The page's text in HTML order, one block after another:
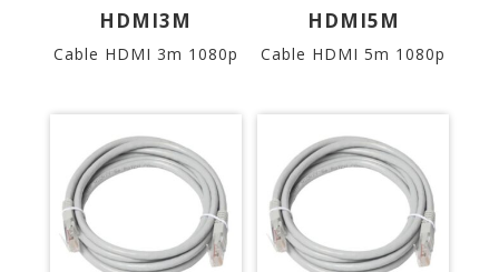
HDMI3M
Cable HDMI 3m 1080p
HDMI5M
Cable HDMI 5m 1080p